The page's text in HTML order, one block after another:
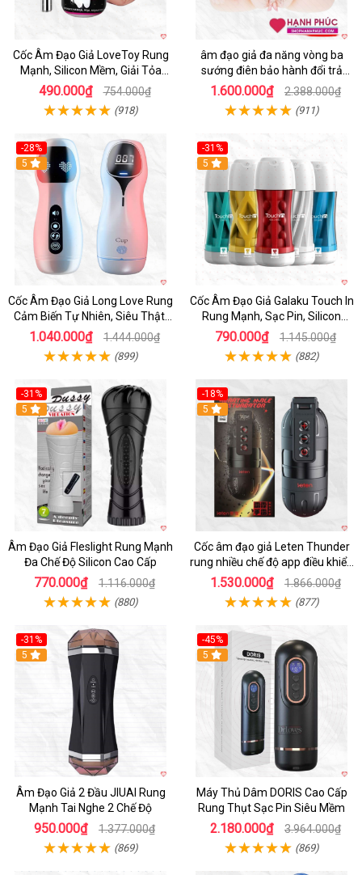
Cốc Âm Đạo Giả LoveToy Rung
Mạnh, Silicon Mềm, Giải Tỏa
Sinh Lý
490.000₫ 754.000₫
(918)
âm đạo giả đa năng vòng ba
sướng điên bảo hành đổi trả
nhanh
1.600.000₫ 2.388.000₫
(911)
-28%
5
Cốc Âm Đạo Giả Long Love Rung
Cảm Biến Tự Nhiên, Siêu Thật,
Sướng
1.040.000₫ 1.444.000₫
(899)
-31%
Hot
5
Cốc Âm Đạo Giả Galaku Touch In
Rung Mạnh, Sạc Pin, Silicon
Mềm
790.000₫ 1.145.000₫
(882)
-31%
5
Âm Đạo Giả Fleslight Rung Mạnh
Đa Chế Độ Silicon Cao Cấp
770.000₫ 1.116.000₫
(880)
-18%
5
Cốc âm đạo giả Leten Thunder
rung nhiều chế độ app điều khiển
tiện lợi
1.530.000₫ 1.866.000₫
(877)
-31%
5
Âm Đạo Giả 2 Đầu JIUAI Rung
Mạnh Tai Nghe 2 Chế Độ
950.000₫ 1.377.000₫
(869)
-45%
Hot
5
Máy Thủ Dâm DORIS Cao Cấp
Rung Thụt Sạc Pin Siêu Mềm
2.180.000₫ 3.964.000₫
(869)